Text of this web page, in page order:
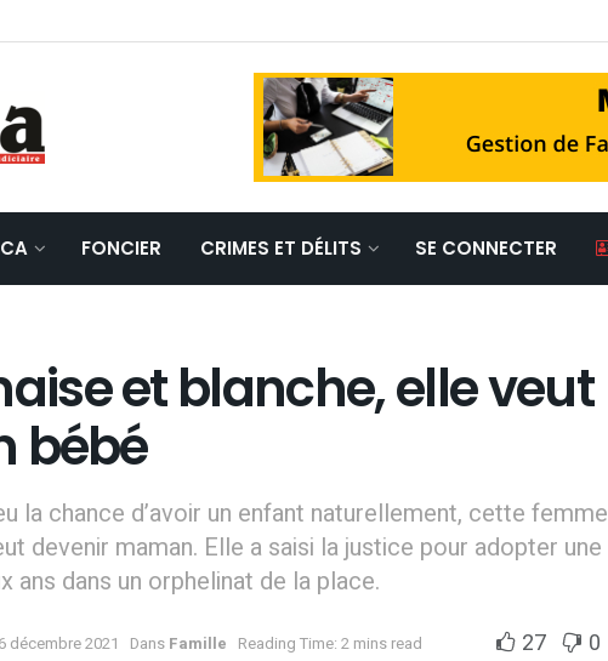
FONCIER CRIMES ET DÉLITS SE CONNECTER
et blanche, elle veut
bébé
la chance d’avoir un enfant naturellement, cette femme
devenir maman. Elle a saisi la justice pour adopter une
ans dans un orphelinat de la place.
6 décembre 2021 Dans Famille Reading Time: 2 mins read 27 0